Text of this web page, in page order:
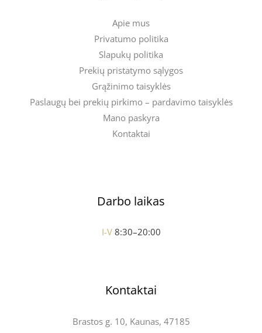
Apie mus
Privatumo politika
Slapukų politika
Prekių pristatymo sąlygos
Grąžinimo taisyklės
Paslaugų bei prekių pirkimo – pardavimo taisyklės
Mano paskyra
Kontaktai
Darbo laikas
I-V 8:30–20:00
Kontaktai
Brastos g. 10, Kaunas, 47185